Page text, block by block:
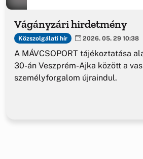
Vágányzári hirdetmény
Közszolgálati hír 2026. 05. 29 10:38
A MÁVCSOPORT tájékoztatása
30-án Veszprém-Ajka között a
személyforgalom újraindul.